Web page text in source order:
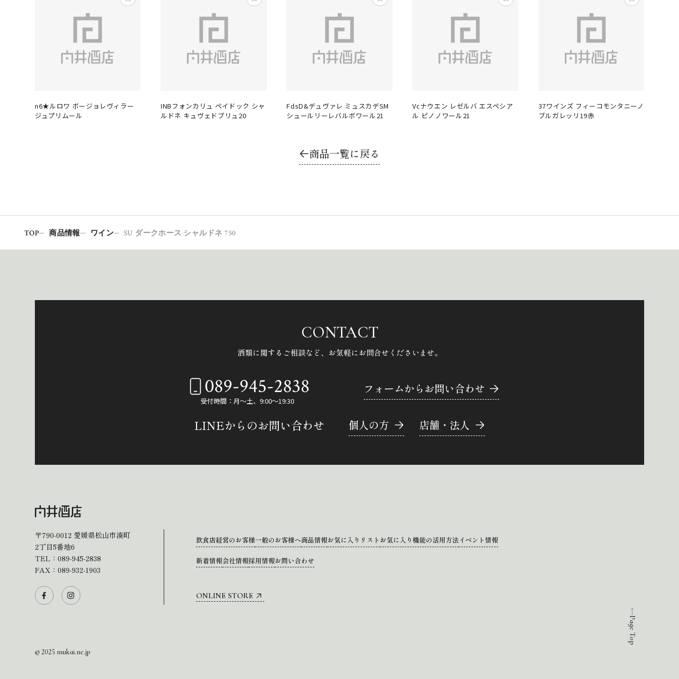
n6★ルロワ ボージョレヴィラー
ジュプリムール
INBフォンカリュ ペイドック シャ
ルドネ キュヴェドブリュ20
FdsD&デュヴァレ ミュスカデSM
シュールリーレバルボワール21
Vcナウエン レゼルバ エスペシア
ル ピノノワール21
37ワインズ フィーコモンタニーノ
ブルガレッリ19赤
商品一覧に戻る
TOP 商品情報 ワイン SU ダークホース シャルドネ 750
Page Top
CONTACT
酒類に関するご相談など、 お気軽にお問合せくださいませ。
089-945-2838
受付時間：月～土、9:00～19:30
フォームからお問い合わせ
LINEからのお問い合わせ 個人の方 店舗・法人
〒790-0012 愛媛県松山市湊町
2丁目5番地6
TEL： 089-945-2838
FAX：089-932-1903
飲食店経営のお客様一般のお客様へ商品情報お気に入りリスト お気に入り機能の活用方法イベント情報
新着情報会社情報採用情報お問い合わせ
ONLINE STORE
© 2025 mukai.ne.jp